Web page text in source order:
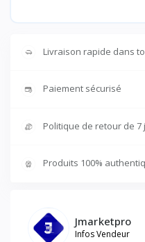
Livraison rapide dans
Paiement sécurisé
Politique de retour de 7
Produits 100%
Jmarketpro
Infos Vendeur